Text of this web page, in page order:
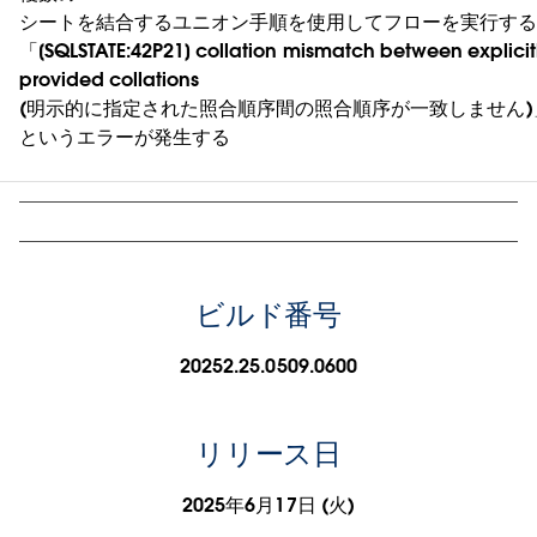
シートを結合するユニオン手順を使用してフローを実行す
「[SQLSTATE:42P21] collation mismatch between
provided collations
(明示的に指定された照合順序間の照合順序が一致しません
というエラーが発生する
ビルド番号
20252.25.0509.0600
リリース日
2025年6月17日 (火)